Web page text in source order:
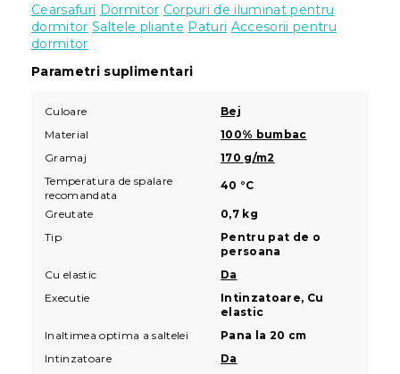
Cearsafuri Dormitor Corpuri de iluminat pentru
dormitor Saltele pliante Paturi Accesorii pentru
dormitor
Parametri suplimentari
Culoare
Bej
Material
100% bumbac
Gramaj
170 g/m2
Temperatura de spalare
recomandata
40 °C
Greutate
0,7 kg
Tip
Pentru pat de o
persoana
Cu elastic
Da
Executie
Intinzatoare, Cu
elastic
Inaltimea optima a saltelei
Pana la 20 cm
Intinzatoare
Da